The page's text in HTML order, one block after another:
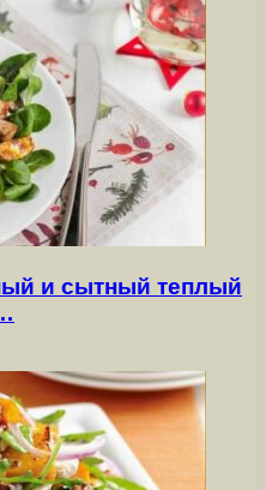
и сытный теплый